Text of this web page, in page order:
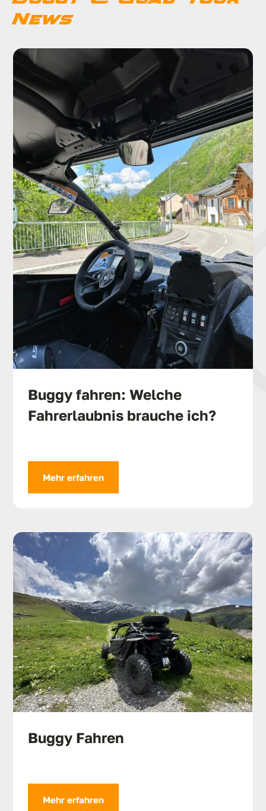
FAQ
Kontakt
Warenkorb
News
Buggy fahren: Welche
Fahrerlaubnis brauche ich?
Mehr erfahren
Buggy Fahren
Mehr erfahren